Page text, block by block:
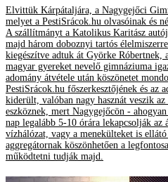
Elvittük Kárpátaljára, a Nagygejőci
melyet a PestiSrácok.hu olvasóinak és
A szállítmányt a Katolikus Karitász
majd három doboznyi tartós
kiegészítve adtuk át Györke Róbertnek,
magyar gyereket nevelő gimnáziuma
adomány átvétele után köszönetet
PestiSrácok.hu főszerkesztőjének és az
kiderült, valóban nagy hasznát veszik
eszköznek, mert Nagygejőcön -
nap legalább 5-10 órára lekapcsolják az
vízhálózat, vagy a menekülteket is
aggregátornak köszönhetően a
működtetni tudják majd.